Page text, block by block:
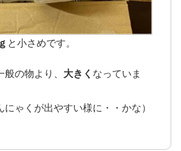
と小さめです。
般の物より、 大きく なっていま
にゃくが出やすい様に・・かな）